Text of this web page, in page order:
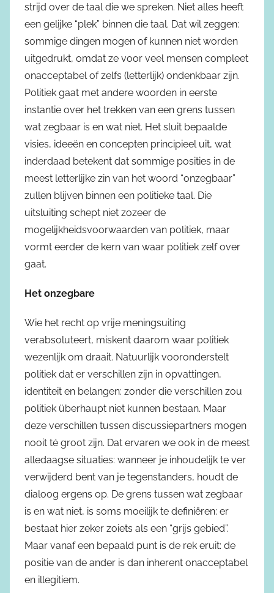
strijd over de taal die we spreken. Niet alles heeft
een gelijke “plek” binnen die taal. Dat wil zeggen:
sommige dingen mogen of kunnen niet worden
uitgedrukt, omdat ze voor veel mensen compleet
onacceptabel of zelfs (letterlijk) ondenkbaar zijn.
Politiek gaat met andere woorden in eerste
instantie over het trekken van een grens tussen
wat zegbaar is en wat niet. Het sluit bepaalde
visies, ideeën en concepten principieel uit, wat
inderdaad betekent dat sommige posities in de
meest letterlijke zin van het woord “onzegbaar”
zullen blijven binnen een politieke taal. Die
uitsluiting schept niet zozeer de
mogelijkheidsvoorwaarden van politiek, maar
vormt eerder de kern van waar politiek zelf over
gaat.
Het onzegbare
Wie het recht op vrije meningsuiting
verabsoluteert, miskent daarom waar politiek
wezenlijk om draait. Natuurlijk vooronderstelt
politiek dat er verschillen zijn in opvattingen,
identiteit en belangen: zonder die verschillen zou
politiek überhaupt niet kunnen bestaan. Maar
deze verschillen tussen discussiepartners mogen
nooit té groot zijn. Dat ervaren we ook in de meest
alledaagse situaties: wanneer je inhoudelijk te ver
verwijderd bent van je tegenstanders, houdt de
dialoog ergens op. De grens tussen wat zegbaar
is en wat niet, is soms moeilijk te definiëren: er
bestaat hier zeker zoiets als een “grijs gebied”.
Maar vanaf een bepaald punt is de rek eruit: de
positie van de ander is dan inherent onacceptabel
en illegitiem.